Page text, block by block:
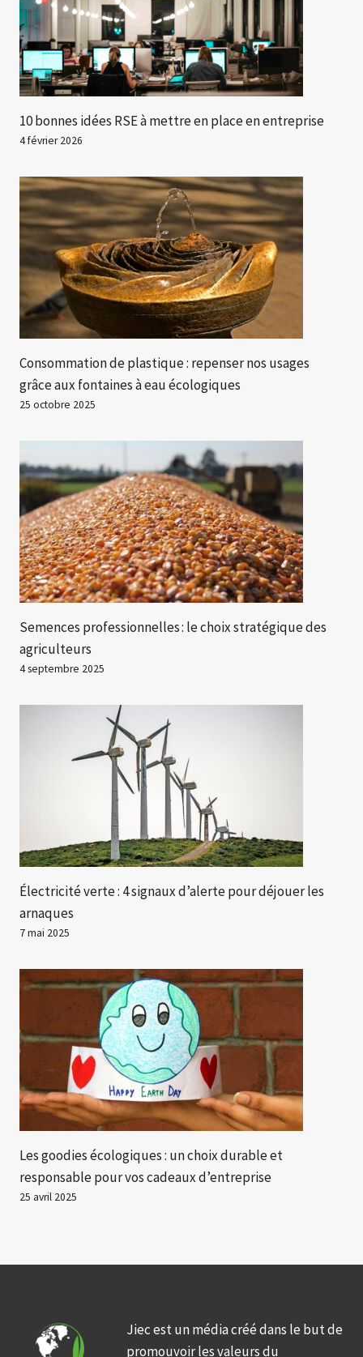
10 bonnes idées RSE à mettre en place en entreprise
4 février 2026
Consommation de plastique : repenser nos usages
grâce aux fontaines à eau écologiques
25 octobre 2025
Semences professionnelles : le choix stratégique des
agriculteurs
4 septembre 2025
Électricité verte : 4 signaux d’alerte pour déjouer les
arnaques
7 mai 2025
Les goodies écologiques : un choix durable et
responsable pour vos cadeaux d’entreprise
25 avril 2025
Jiec est un média créé dans le but de
promouvoir les valeurs du